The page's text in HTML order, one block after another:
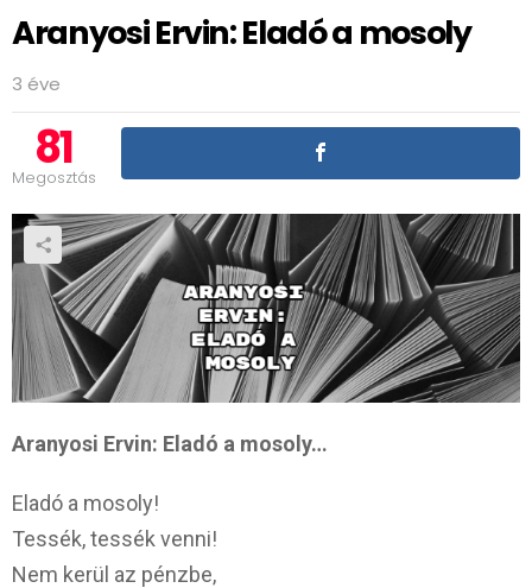
Aranyosi Ervin: Eladó a mosoly
3 éve
81
Megosztás
Aranyosi Ervin: Eladó a mosoly…
Eladó a mosoly!
Tessék, tessék venni!
Nem kerül az pénzbe,